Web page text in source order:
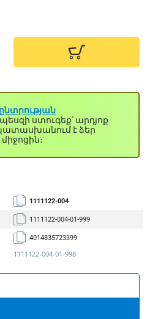
ստուգեք՝ արդյոք
է ձեր
1111122-004
1111122-004-01-999
4014835723399
1111122-004-01-998